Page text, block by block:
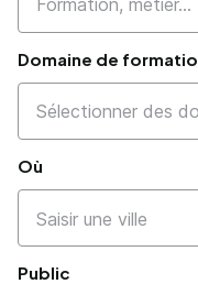
Domaine de
Où
Public